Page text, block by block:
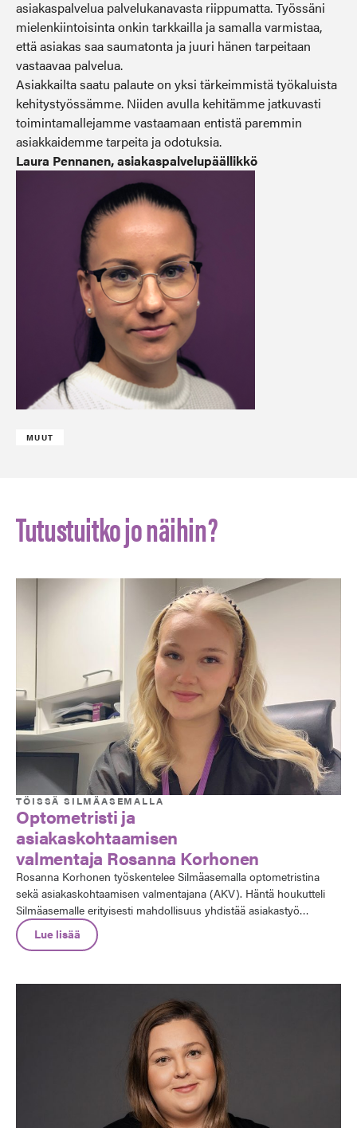
asiakaspalvelua palvelukanavasta riippumatta. Työssäni
mielenkiintoisinta onkin tarkkailla ja samalla varmistaa,
että asiakas saa saumatonta ja juuri hänen tarpeitaan
vastaavaa palvelua.
Asiakkailta saatu palaute on yksi tärkeimmistä työkaluista
kehitystyössämme. Niiden avulla kehitämme jatkuvasti
toimintamallejamme vastaamaan entistä paremmin
asiakkaidemme tarpeita ja odotuksia.
Laura Pennanen, asiakaspalvelupäällikkö
MUUT
Tutustuitko jo näihin?
TÖISSÄ SILMÄASEMALLA
Optometristi ja
asiakaskohtaamisen
valmentaja Rosanna Korhonen
Rosanna Korhonen työskentelee Silmäasemalla optometristina
sekä asiakaskohtaamisen valmentajana (AKV). Häntä houkutteli
Silmäasemalle erityisesti mahdollisuus yhdistää asiakastyö
uudenlaiseen rooliin, jossa pääsee kehittämään
asiakaskohtaamisia ja tukemaan tiimejä eri puolilla Suomea.
Lue lisää